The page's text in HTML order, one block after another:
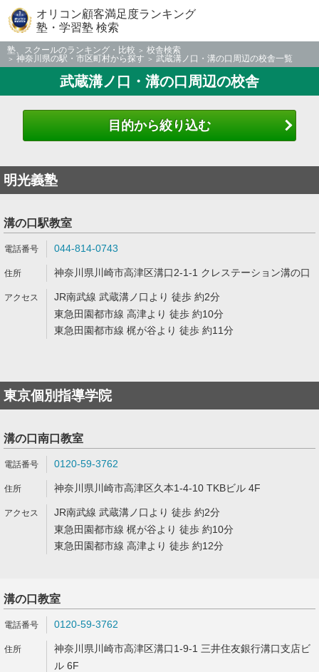
オリコン顧客満足度ランキング
塾・学習塾 検索
塾、スクールのランキング・比較
校舎検索
神奈川県の駅・市区町村から探す
武蔵溝ノ口・溝の口周辺の校舎一覧
武蔵溝ノ口・溝の口周辺の校舎
目的から絞り込む
明光義塾
溝の口駅教室
044-814-0743
神奈川県川崎市高津区溝口2-1-1 クレステーション溝の口
JR南武線 武蔵溝ノ口より 徒歩 約2分
東急田園都市線 高津より 徒歩 約10分
東急田園都市線 梶が谷より 徒歩 約11分
東京個別指導学院
溝の口南口教室
0120-59-3762
神奈川県川崎市高津区久本1-4-10 TKBビル 4F
JR南武線 武蔵溝ノ口より 徒歩 約2分
東急田園都市線 梶が谷より 徒歩 約10分
東急田園都市線 高津より 徒歩 約12分
溝の口教室
0120-59-3762
神奈川県川崎市高津区溝口1-9-1 三井住友銀行溝口支店ビ
ル 6F